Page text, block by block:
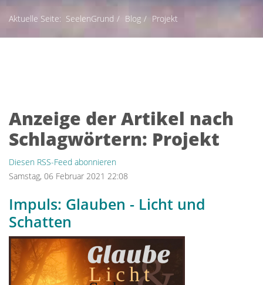
Aktuelle Seite: SeelenGrund Blog Projekt
Anzeige der Artikel nach
Schlagwörtern: Projekt
Diesen RSS-Feed abonnieren
Samstag, 06 Februar 2021 22:08
Impuls: Glauben - Licht und
Schatten